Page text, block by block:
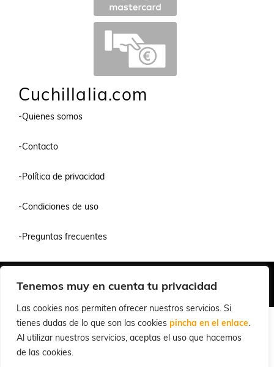
Tenemos muy en cuenta tu privacidad
Las cookies nos permiten ofrecer nuestros servicios. Si
tienes dudas de lo que son las cookies pincha en el enlace.
Al utilizar nuestros servicios, aceptas el uso que hacemos
de las cookies.
Cuchillalia.com
-Quienes somos
-Contacto
-Política de privacidad
-Condiciones de uso
-Preguntas frecuentes
© 2026 Cuchillalia.com